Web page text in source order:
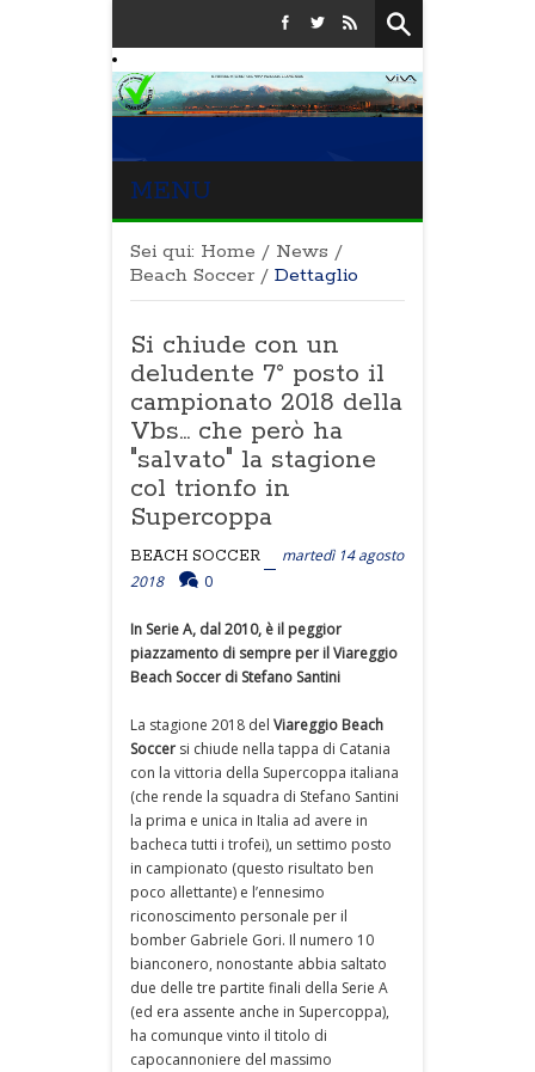
MENU
Sei qui: Home / News /
Beach Soccer / Dettaglio
Si chiude con un
deludente 7° posto il
campionato 2018 della
Vbs... che però ha
"salvato" la stagione
col trionfo in
Supercoppa
BEACH SOCCER
martedì 14 agosto
2018
0
In Serie A, dal 2010, è il peggior
piazzamento di sempre per il Viareggio
Beach Soccer di Stefano Santini
La stagione 2018 del Viareggio Beach
Soccer si chiude nella tappa di Catania
con la vittoria della Supercoppa italiana
(che rende la squadra di Stefano Santini
la prima e unica in Italia ad avere in
bacheca tutti i trofei), un settimo posto
in campionato (questo risultato ben
poco allettante) e l’ennesimo
riconoscimento personale per il
bomber Gabriele Gori. Il numero 10
bianconero, nonostante abbia saltato
due delle tre partite finali della Serie A
(ed era assente anche in Supercoppa),
ha comunque vinto il titolo di
capocannoniere del massimo